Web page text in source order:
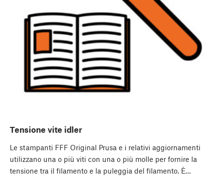
Tensione vite idler
Le stampanti FFF Original Prusa e i relativi aggiornamenti
utilizzano una o più viti con una o più molle per fornire la
tensione tra il filamento e la puleggia del filamento. È…